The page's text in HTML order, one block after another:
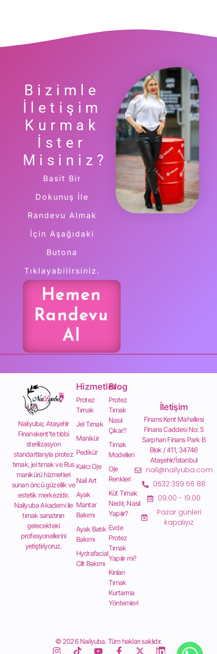
Bizimle
İletişim
Kurmak
İster
Misiniz?
Basit Bir
Dokunuş İle
Randevu Almak
İçin Aşağıdaki
Butona
Tıklayabilirsiniz.
Hemen
Randevu
Al
Nailyuba; Ataşehir
Finanskent’te tıbbi
sterilizasyon
standartlarıyla protez
tırnak, jel tırnak ve Rus
manikürü hizmetleri
sunan öncü güzellik ve
estetik merkezidir.
Nailyuba Akademi ile
tırnak sanatının
gelecekteki
profesyonellerini
yetiştiriyoruz.
Hizmetler
Protez
Tırnak
Jel Tırnak
Manikür
Pedikür
Kalıcı Oje
Nail Art
Ayak
Mantar
Bakımı
Ayak Batık
Bakımı
Hydrafacial
Cilt Bakımı
Blog
Protez
Tırnak
Nasıl
Çıkar?
Tırnak
Modelleri
Oje
Renkleri
Küt Tırnak
Nedir, Nasıl
Yapılır?
Evde
Protez
Tırnak
Yapılır mı?
Kırılan
Tırnak
Kurtarma
Yöntemleri
İletişim
Finans Kent Mahallesi
Finans Caddesi No: 5
Sarphan Finans Park B
Blok / 411, 34746
Ataşehir/İstanbul
nail@nailyuba.com
0532 399 56 88
09:00 - 19:00
Pazar günleri
kapalıyız
© 2026 Nailyuba. Tüm hakları saklıdır.